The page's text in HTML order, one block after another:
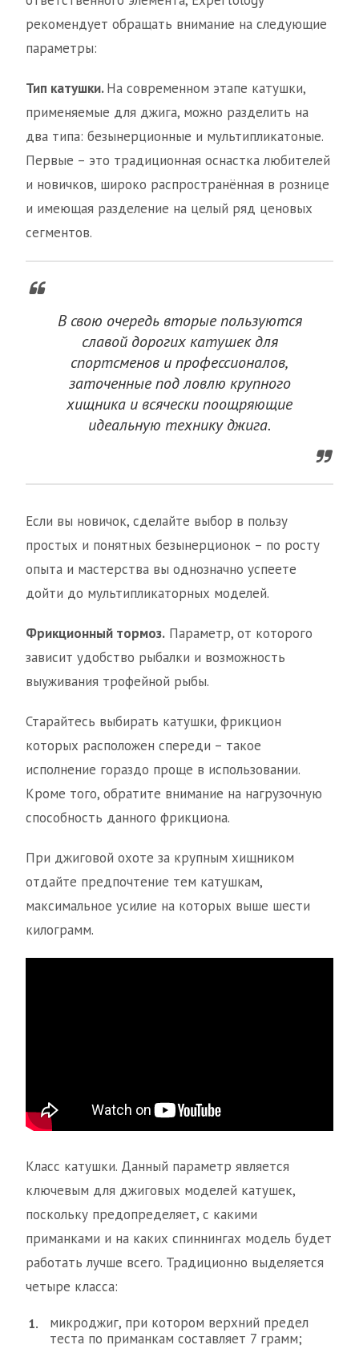
рекомендует обращать внимание на следующие
параметры:
Тип катушки.На современном этапе катушки,
применяемые для джига, можно разделить на
два типа: безынерционные и мультипликатоные.
Первые – это традиционная оснастка любителей
и новичков, широко распространённая в рознице
и имеющая разделение на целый ряд ценовых
сегментов.
В свою очередь вторые пользуются
славой дорогих катушек для
спортсменов и профессионалов,
заточенные под ловлю крупного
хищника и всячески поощряющие
идеальную технику джига.
Если вы новичок, сделайте выбор в пользу
простых и понятных безынерционок – по росту
опыта и мастерства вы однозначно успеете
дойти до мультипликаторных моделей.
Фрикционный тормоз. Параметр, от которого
зависит удобство рыбалки и возможность
выуживания трофейной рыбы.
Старайтесь выбирать катушки, фрикцион
которых расположен спереди – такое
исполнение гораздо проще в использовании.
Кроме того, обратите внимание на нагрузочную
способность данного фрикциона.
При джиговой охоте за крупным хищником
отдайте предпочтение тем катушкам,
максимальное усилие на которых выше шести
килограмм.
Класс катушки. Данный параметр является
ключевым для джиговых моделей катушек,
поскольку предопределяет, с какими
приманками и на каких спиннингах модель будет
работать лучше всего. Традиционно выделяется
четыре класса:
микроджиг, при котором верхний предел
теста по приманкам составляет 7 грамм;